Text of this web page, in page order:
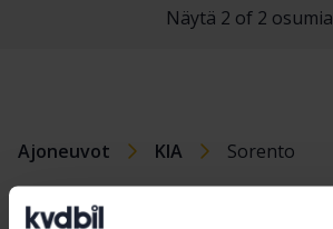
Näytä 2 of 2 osumia
Ajoneuvot KIA Sorento
KIAmallit